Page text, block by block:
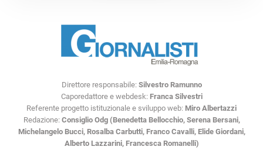
Direttore responsabile: Silvestro Ramunno
Caporedattore e webdesk: Franca Silvestri
Referente progetto istituzionale e sviluppo web: Miro Albertazzi
Redazione: Consiglio Odg (Benedetta Bellocchio, Serena Bersani,
Michelangelo Bucci, Rosalba Carbutti, Franco Cavalli, Elide Giordani,
Alberto Lazzarini, Francesca Romanelli)